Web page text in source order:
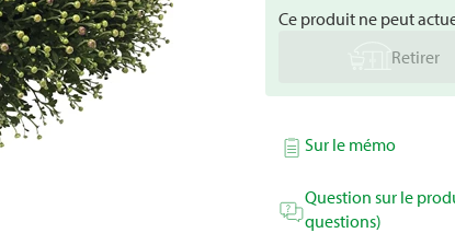
Ce produit ne peut
Retirer
Sur le mémo
Question sur le
questions)